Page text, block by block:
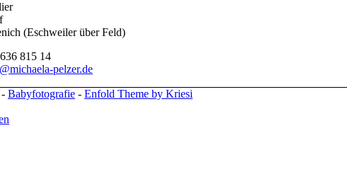
(Eschweiler über Feld)
815 14
pelzer.de
Babyfotografie - Enfold Theme by Kriesi